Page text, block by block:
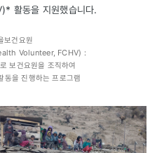
활동을 지원했습니다.
보건요원
Volunteer, FCHV) :
보건요원을 조직하여
동을 진행하는 프로그램